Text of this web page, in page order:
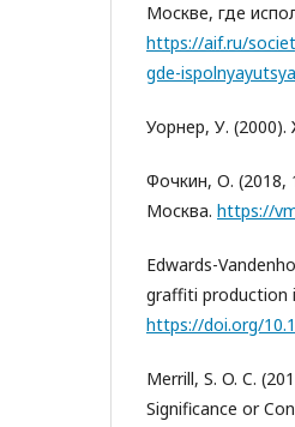
Москве, где
https://aif.ru/
gde-
Уорнер, У.
Фочкин, О. (2018,
Москва. https://
Edwards-
graffiti production
https://doi.org/
Merrill, S. O. C.
Significance or